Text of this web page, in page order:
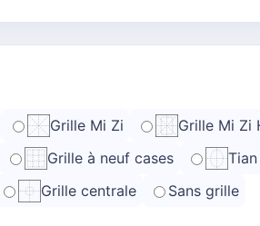
Grille Mi Zi Grille Mi Zi
Grille à neuf cases
Grille centrale Sans grille